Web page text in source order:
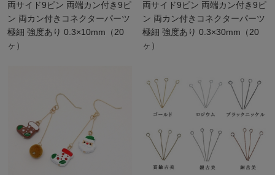
両サイド9ピン 両端カン付き9ピ
ン 両カン付きコネクターパーツ
極細 強度あり 0.3×10mm（20
ヶ）
両サイド9ピン 両端カン付き9ピ
ン 両カン付きコネクターパーツ
極細 強度あり 0.3×30mm（20
ヶ）